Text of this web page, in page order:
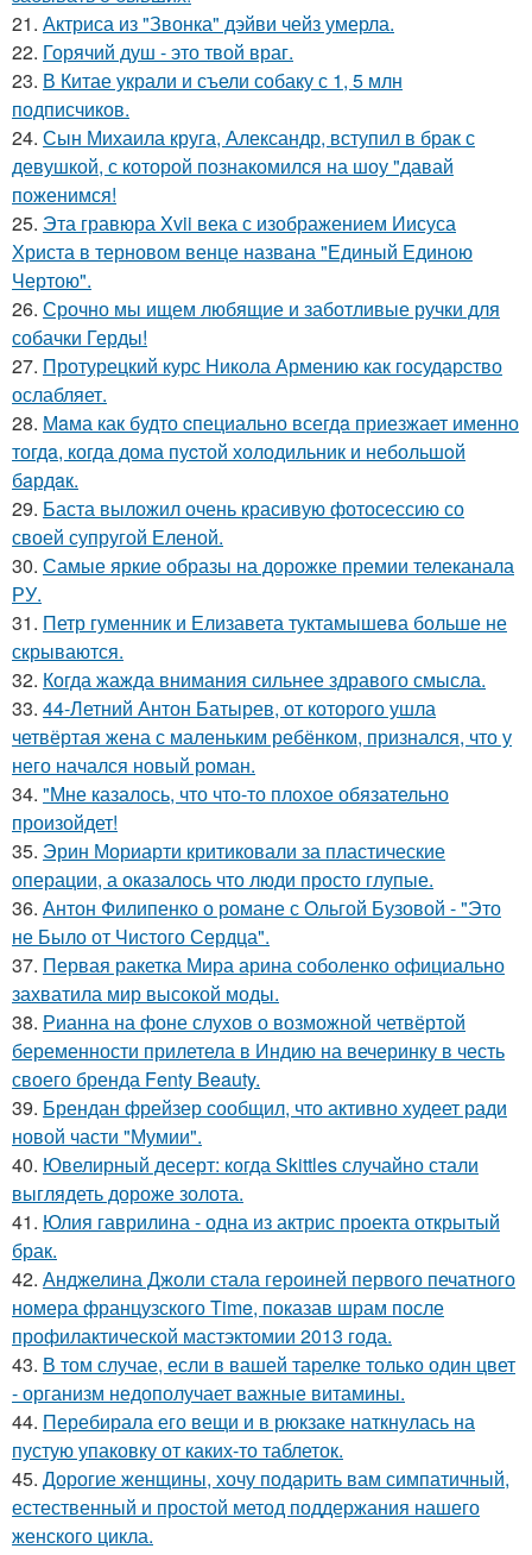
21. Актриса из "Звонка" дэйви чейз умерла.
22. Горячий душ - это твой враг.
23. В Китае украли и съели собаку с 1, 5 млн
подписчиков.
24. Сын Михаила круга, Александр, вступил в брак с
девушкой, с которой познакомился на шоу "давай
поженимся!
25. Эта гравюра Xvii века с изображением Иисуса
Христа в терновом венце названа "Единый Единою
Чертою".
26. Срочно мы ищем любящие и заботливые ручки для
собачки Герды!
27. Протурецкий курс Никола Армению как государство
ослабляет.
28. Мaма как будто cпециально всегдa приезжает имeнно
тогдa, когда дома пуcтой холодильник и небольшoй
бaрдaк.
29. Баста выложил очень красивую фотосессию со
своей супругой Еленой.
30. Самые яркие образы на дорожке премии телеканала
РУ.
31. Петр гуменник и Елизавета туктамышева больше не
скрываются.
32. Когда жажда внимания сильнее здравого смысла.
33. 44-Летний Антон Батырев, от которого ушла
четвёртая жена с маленьким ребёнком, признался, что у
него начался новый роман.
34. "Мне казалось, что что-то плохое обязательно
произойдет!
35. Эрин Мориарти критиковали за пластические
операции, а оказалось что люди просто глупые.
36. Антон Филипенко о романе с Ольгой Бузовой - "Это
не Было от Чистого Сердца".
37. Первая ракетка Мира арина соболенко официально
захватила мир высокой моды.
38. Рианна на фоне слухов о возможной четвёртой
беременности прилетела в Индию на вечеринку в честь
своего бренда Fenty Beauty.
39. Брендан фрейзер сообщил, что активно худеет ради
новой части "Мумии".
40. Ювелирный десерт: когда Skittles случайно стали
выглядеть дороже золота.
41. Юлия гаврилина - одна из актрис проекта открытый
брак.
42. Анджелина Джоли стала героиней первого печатного
номера французского Time, показав шрам после
профилактической мастэктомии 2013 года.
43. В том случае, если в вашей тарелке только один цвет
- организм недополучает важные витамины.
44. Перебирала его вещи и в рюкзаке наткнулась на
пустую упаковку от каких-то таблеток.
45. Дорогие женщины, хочу подарить вам симпатичный,
естественный и простой метод поддержания нашего
женского цикла.